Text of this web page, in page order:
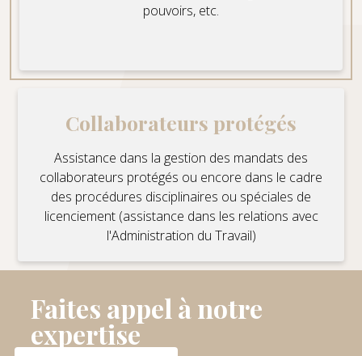
pouvoirs, etc.
Collaborateurs protégés
Assistance dans la gestion des mandats des
collaborateurs protégés ou encore dans le cadre
des procédures disciplinaires ou spéciales de
licenciement (assistance dans les relations avec
l'Administration du Travail)
Faites appel à notre
expertise